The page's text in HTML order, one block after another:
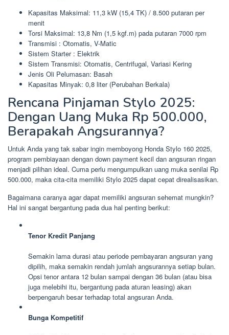
Kapasitas Maksimal: 11,3 kW (15,4 TK) / 8.500 putaran per
menit
Torsi Maksimal: 13,8 Nm (1,5 kgf.m) pada putaran 7000 rpm
Transmisi : Otomatis, V-Matic
Sistem Starter : Elektrik
Sistem Transmisi: Otomatis, Centrifugal, Variasi Kering
Jenis Oli Pelumasan: Basah
Kapasitas Minyak: 0,8 liter (Perubahan Berkala)
Rencana Pinjaman Stylo 2025:
Dengan Uang Muka Rp 500.000,
Berapakah Angsurannya?
Untuk Anda yang tak sabar ingin memboyong Honda Stylo 160 2025,
program pembiayaan dengan down payment kecil dan angsuran ringan
menjadi pilihan ideal. Cuma perlu mengumpulkan uang muka senilai Rp
500.000, maka cita-cita memiliki Stylo 2025 dapat cepat direalisasikan.
Bagaimana caranya agar dapat memiliki angsuran sehemat mungkin?
Hal ini sangat bergantung pada dua hal penting berikut:
Tenor Kredit Panjang
Semakin lama durasi atau periode pembayaran angsuran yang
dipilih, maka semakin rendah jumlah angsurannya setiap bulan.
Opsi tenor antara 12 bulan sampai dengan 36 bulan (atau bisa
juga melebihi itu, bergantung pada aturan leasing) akan
berpengaruh besar terhadap total angsuran Anda.
Bunga Kompetitif